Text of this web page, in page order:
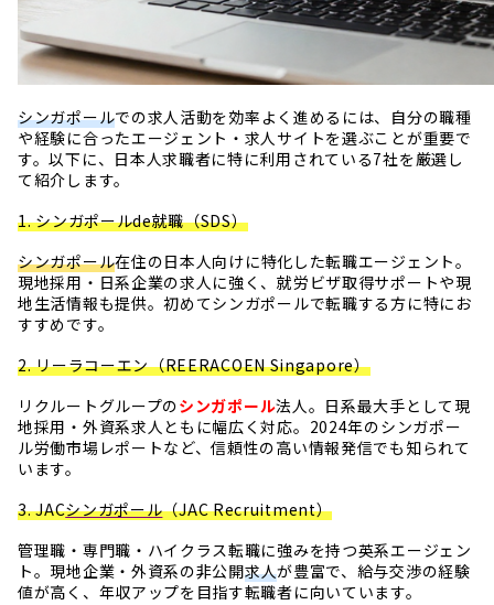
シンガポールでの求人活動を効率よく進めるには、自分の職種
や経験に合ったエージェント・求人サイトを選ぶことが重要で
す。以下に、日本人求職者に特に利用されている7社を厳選し
て紹介します。
1. シンガポールde就職（SDS）
シンガポール在住の日本人向けに特化した転職エージェント。
現地採用・日系企業の求人に強く、就労ビザ取得サポートや現
地生活情報も提供。初めてシンガポールで転職する方に特にお
すすめです。
2. リーラコーエン（REERACOEN Singapore）
リクルートグループのシンガポール法人。日系最大手として現
地採用・外資系求人ともに幅広く対応。2024年のシンガポー
ル労働市場レポートなど、信頼性の高い情報発信でも知られて
います。
3. JACシンガポール（JAC Recruitment）
管理職・専門職・ハイクラス転職に強みを持つ英系エージェン
ト。現地企業・外資系の非公開求人が豊富で、給与交渉の経験
値が高く、年収アップを目指す転職者に向いています。